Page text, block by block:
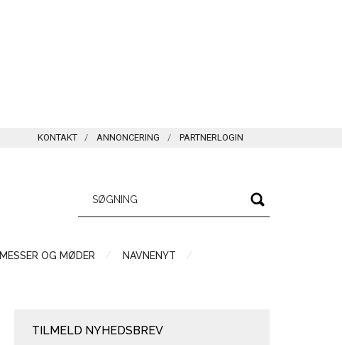
KONTAKT ANNONCERING PARTNERLOGIN
MESSER OG MØDER
NAVNENYT
TILMELD NYHEDSBREV